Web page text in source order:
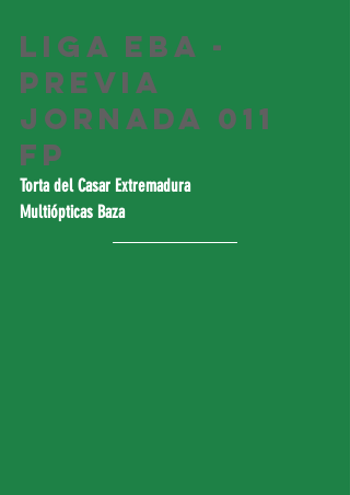
Liga EBA -
Previa
Jornada 011
FP
Torta del Casar Extremadura
Multiópticas Baza